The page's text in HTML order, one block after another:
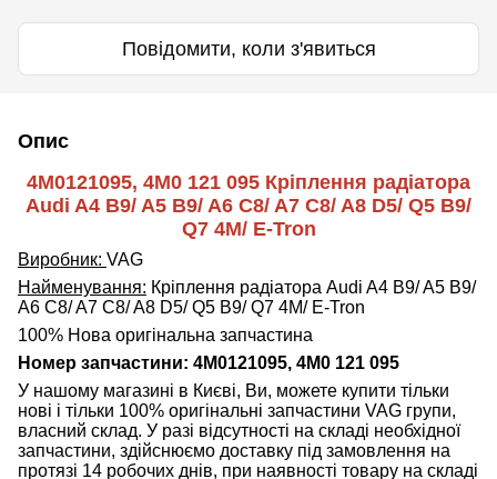
Повідомити, коли з'явиться
Опис
4M0121095, 4M0 121 095 Кріплення радіатора
Audi A4 B9/ A5 B9/ A6 C8/ A7 C8/ A8 D5/ Q5 B9/
Q7 4M/ E-Tron
Виробник: VAG
Найменування: Кріплення радіатора Audi A4 B9/ A5 B9/
A6 C8/ A7 C8/ A8 D5/ Q5 B9/ Q7 4M/ E-Tron
100% Нова оригінальна запчастина
Номер запчастини: 4M0121095, 4M0 121 095
У нашому магазині в Києві, Ви, можете купити тільки
нові і тільки 100% оригінальні запчастини VAG групи,
власний склад. У разі відсутності на складі необхідної
запчастини, здійснюємо доставку під замовлення на
протязі 14 робочих днів, при наявності товару на складі